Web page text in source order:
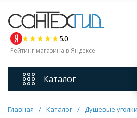
5.0
Рейтинг магазина в Яндексе
Каталог
Смесители
Главная / Каталог / Душевые